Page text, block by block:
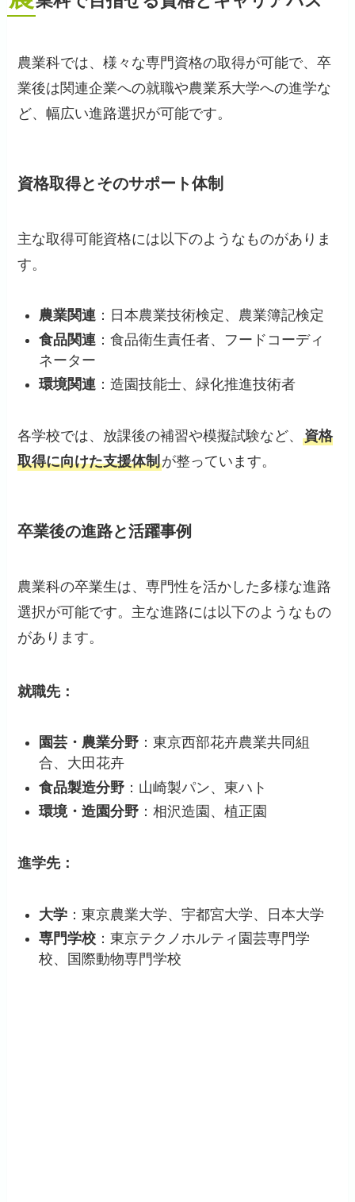
農業科では、様々な専門資格の取得が可能で、卒
業後は関連企業への就職や農業系大学への進学な
ど、幅広い進路選択が可能です。
資格取得とそのサポート体制
主な取得可能資格には以下のようなものがありま
す。
農業関連 ：日本農業技術検定、農業簿記検定
食品関連 ：食品衛生責任者、フードコーディ
ネーター
環境関連 ：造園技能士、緑化推進技術者
各学校では、放課後の補習や模擬試験など、資格
取得に向けた支援体制が整っています。
卒業後の進路と活躍事例
農業科の卒業生は、専門性を活かした多様な進路
選択が可能です。主な進路には以下のようなもの
があります。
就職先：
園芸・農業分野 ：東京西部花卉農業共同組
合、大田花卉
食品製造分野 ：山崎製パン、東ハト
環境・造園分野 ：相沢造園、植正園
進学先：
大学 ：東京農業大学、宇都宮大学、日本大学
専門学校 ：東京テクノホルティ園芸専門学
校、国際動物専門学校